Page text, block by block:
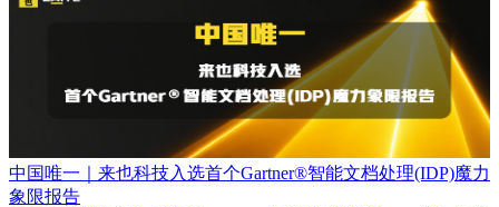
中国唯一｜来也科技入选首个Gartner®智能文档处理(IDP)魔力
象限报告